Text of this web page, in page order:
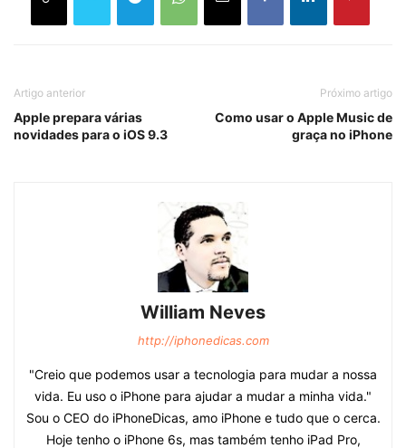
Artigo anterior
Apple prepara várias
novidades para o iOS 9.3
Próximo artigo
Como usar o Apple Music de
graça no iPhone
William Neves
http://iphonedicas.com
"Creio que podemos usar a tecnologia para mudar a nossa
vida. Eu uso o iPhone para ajudar a mudar a minha vida."
Sou o CEO do iPhoneDicas, amo iPhone e tudo que o cerca.
Hoje tenho o iPhone 6s, mas também tenho iPad Pro,